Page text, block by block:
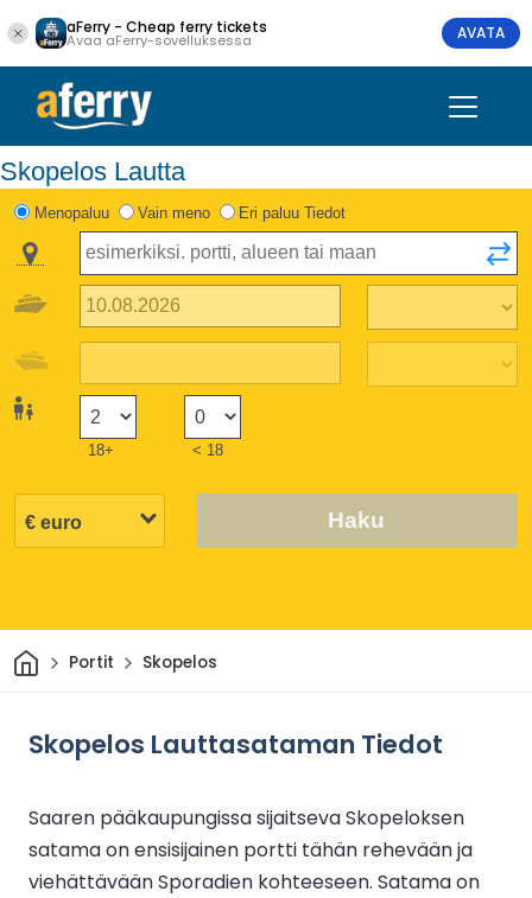
aFerry - Cheap ferry tickets
Avaa aFerry-sovelluksessa AVATA
Skopelos Lautta
Menopaluu Vain meno Eri paluu Tiedot
18+ < 18
Haku
KotiinPortit Skopelos
Skopelos Lauttasataman Tiedot
Saaren pääkaupungissa sijaitseva Skopeloksen
satama on ensisijainen portti tähän rehevään ja
viehättävään Sporadien kohteeseen. Satama on